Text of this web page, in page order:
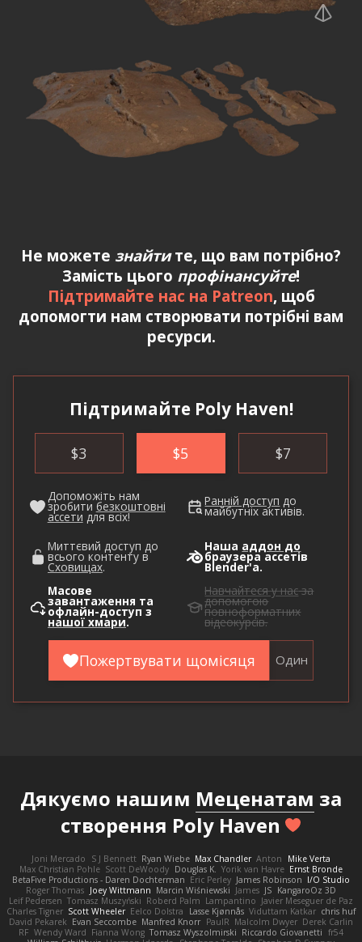
Не можете знайтите, що вам потрібно?
Замість цього профінансуйте!
Підтримайте нас на Patreon, щоб
допомогти нам створювати потрібні вам
ресурси.
Підтримайте Poly Haven!
$3 $5 $7
Допоможіть нам
зробити безкоштовні
ассети для всіх!
Ранній доступ до
майбутніх активів.
Миттєвий доступ до
всього контенту в
Сховищах.
Наша аддон до
браузера ассетів
Blender'а.
Масове
завантаження та
офлайн-доступ з
нашої хмари.
Навчайтеся у насза
допомогою
повноформатних
відеокурсів.
Пожертвувати щомісяця Один
Дякуємо нашим Меценатам за
створення Poly Haven
Joni Mercado S J Bennett Ryan Wiebe Max Chandler Anton
Mike Verta
Max Christian Pohle Scott DeWoody Douglas K. Yorik van Havre Ernst Bronde
BetaFive Productions - Daren Dochterman Eric Perley James Robinson I/O Studio
Roger Thomas Joey Wittmann Marcin Wiśniewski James JS KangaroOz 3D
Leif Pedersen Tomasz Muszyński Roberd Palm Lampantino Javier Meseguer de Paz
Charles Tigner Scott Wheeler Eelco Dolstra Lasse Kjønnås Viduttam Katkar chris huf
David Pekarek Evan Seccombe Manfred Knorr PaulR Malcolm Dwyer Derek Carlin
RF Wendy Ward Fianna Wong Tomasz Wyszolmirski Riccardo Giovanetti fr54